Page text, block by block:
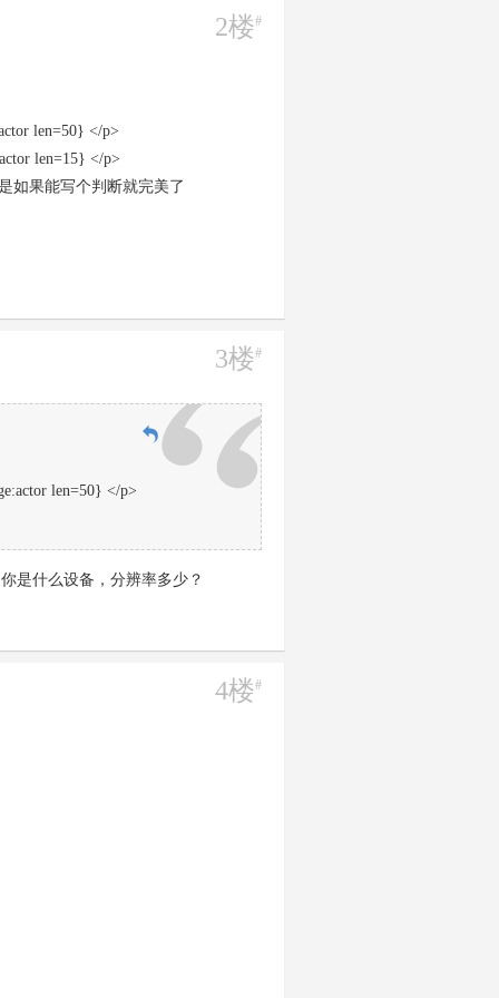
2楼#
len=50} </p>
len=15} </p>
如果能写个判断就完美了
3楼#
len=50} </p>
是什么设备，分辨率多少？
4楼#